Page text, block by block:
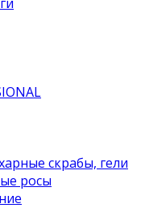
скрабы, гели
росы